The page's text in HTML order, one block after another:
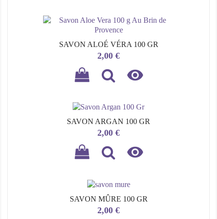
SAVON ALOÉ VÉRA 100 GR
Prix
2,00 €

SAVON ARGAN 100 GR
Prix
2,00 €

SAVON MÛRE 100 GR
Prix
2,00 €